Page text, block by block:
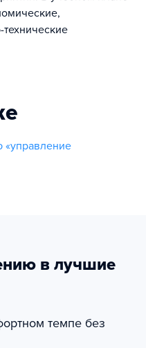
в лучшие
темпе без